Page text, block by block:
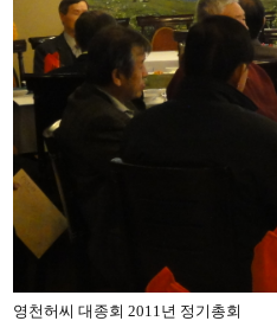
영천허씨 대종회 2011년 정기총회